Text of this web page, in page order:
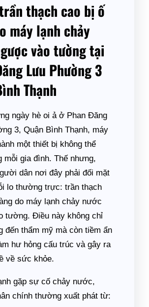
thạch cao bị ố
máy lạnh chảy
vào tường tại
Lưu Phường 3
Thạnh
ngày hè oi ả ở Phan Đăng
3, Quận Bình Thạnh, máy
một thiết bị không thể
mỗi gia đình. Thế nhưng,
dân nơi đây phải đối mặt
lo thường trực: trần thạch
do máy lạnh chảy nước
tường. Điều này không chỉ
đến thẩm mỹ mà còn tiềm ẩn
hư hỏng cấu trúc và gây ra
về sức khỏe.
gặp sự cố chảy nước,
chính thường xuất phát từ: